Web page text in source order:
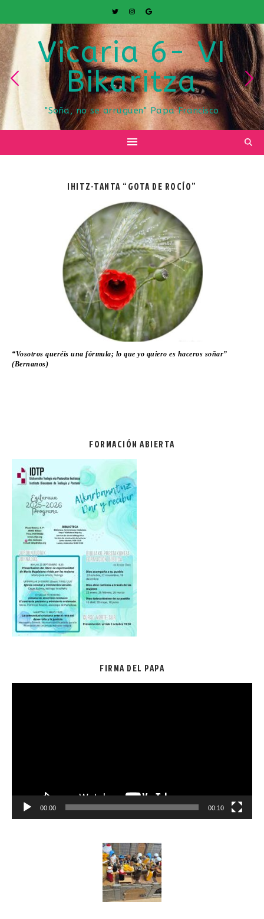
Vicaria 6- VI
Bikaritza
"Soña, no se arruguen" Papa Francisco
IHITZ-TANTA “GOTA DE ROCÍO”
“Vosotros queréis una fórmula; lo que yo quiero es haceros soñar”
(Bernanos)
FORMACIÓN ABIERTA
FIRMA DEL PAPA
00:00 00:10